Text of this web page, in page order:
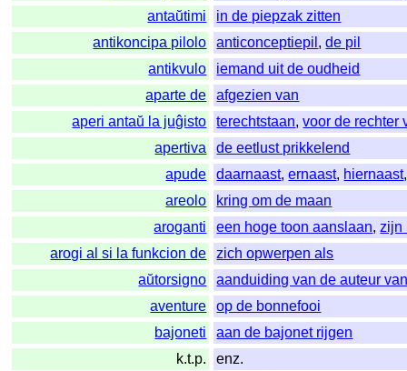
antaŭtimi
in de piepzak zitten
antikoncipa pilolo
anticonceptiepil ,de pil
antikvulo
iemand uit de oudheid
aparte de
afgezien van
aperi antaŭ la juĝisto
terechtstaan,voor de rechter
apertiva
de eetlust prikkelend
apude
daarnaast,ernaast, hiernaast
areolo
kring om de maan
aroganti
een hoge toon aanslaan,zijn
arogi al si la funkcion de
zich opwerpen als
aŭtorsigno
aanduiding van de auteur
aventure
op de bonnefooi
bajoneti
aan de bajonet rijgen
k.t.p.
enz.